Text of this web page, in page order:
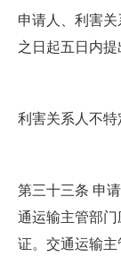
申请人、利害
之日起五日内提
利害关系人不特
第三十三条 申
通运输主管部
证。交通运输